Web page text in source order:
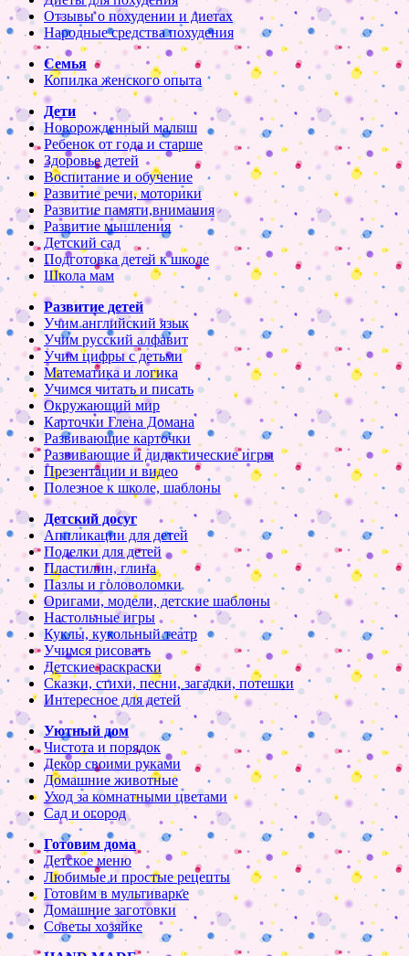
Отзывы о похудении и диетах
Народные средства похудения
Семья
Копилка женского опыта
Дети
Новорожденный малыш
Ребенок от года и старше
Здоровье детей
Воспитание и обучение
Развитие речи, моторики
Развитие памяти,внимания
Развитие мышления
Детский сад
Подготовка детей к школе
Школа мам
Развитие детей
Учим английский язык
Учим русский алфавит
Учим цифры с детьми
Математика и логика
Учимся читать и писать
Окружающий мир
Карточки Глена Домана
Развивающие карточки
Развивающие и дидактические игры
Презентации и видео
Полезное к школе, шаблоны
Детский досуг
Аппликации для детей
Поделки для детей
Пластилин, глина
Пазлы и головоломки
Оригами, модели, детские шаблоны
Настольные игры
Куклы, кукольный театр
Учимся рисовать
Детские раскраски
Сказки, стихи, песни, загадки, потешки
Интересное для детей
Уютный дом
Чистота и порядок
Декор своими руками
Домашние животные
Уход за комнатными цветами
Сад и огород
Готовим дома
Детское меню
Любимые и простые рецепты
Готовим в мультиварке
Домашние заготовки
Советы хозяйке